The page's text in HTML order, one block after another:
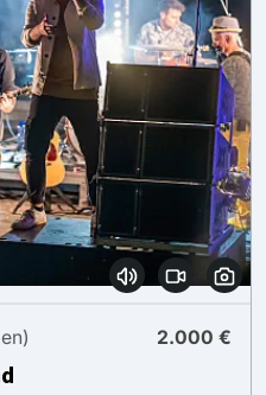
2.000 €